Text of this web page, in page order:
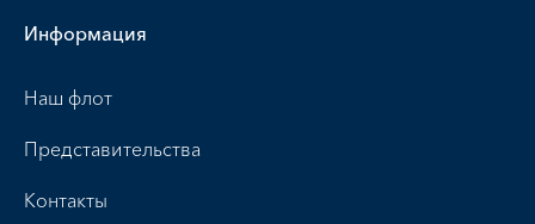
Информация
Наш флот
Представительства
Контакты